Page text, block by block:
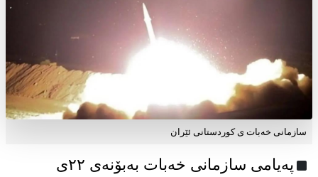
سازمانی خەبات ی کوردستانی ئێران
پەیامی سازمانی خەبات بەبۆنەی ۲۲ی